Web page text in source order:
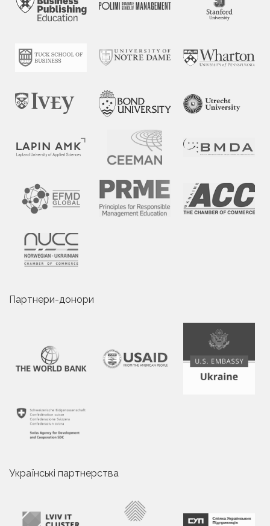
Партнери-донори
Українські партнерства